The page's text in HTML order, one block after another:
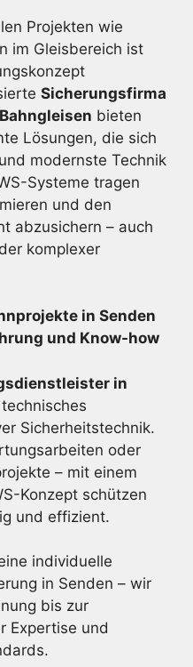
Projekten wie
im Gleisbereich ist
Sicherungsfirma
bieten
Lösungen, die sich
modernste Technik
Systeme tragen
und den
abzusichern – auch
komplexer
in Senden
und Know-how
in
Sicherheitstechnik.
oder
– mit einem
Konzept schützen
und effizient.
individuelle
in Senden – wir
bis zur
Expertise und